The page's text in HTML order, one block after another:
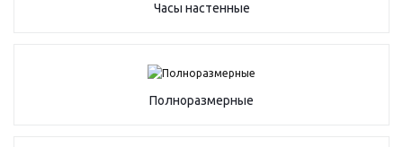
Часы настенные
Полноразмерные